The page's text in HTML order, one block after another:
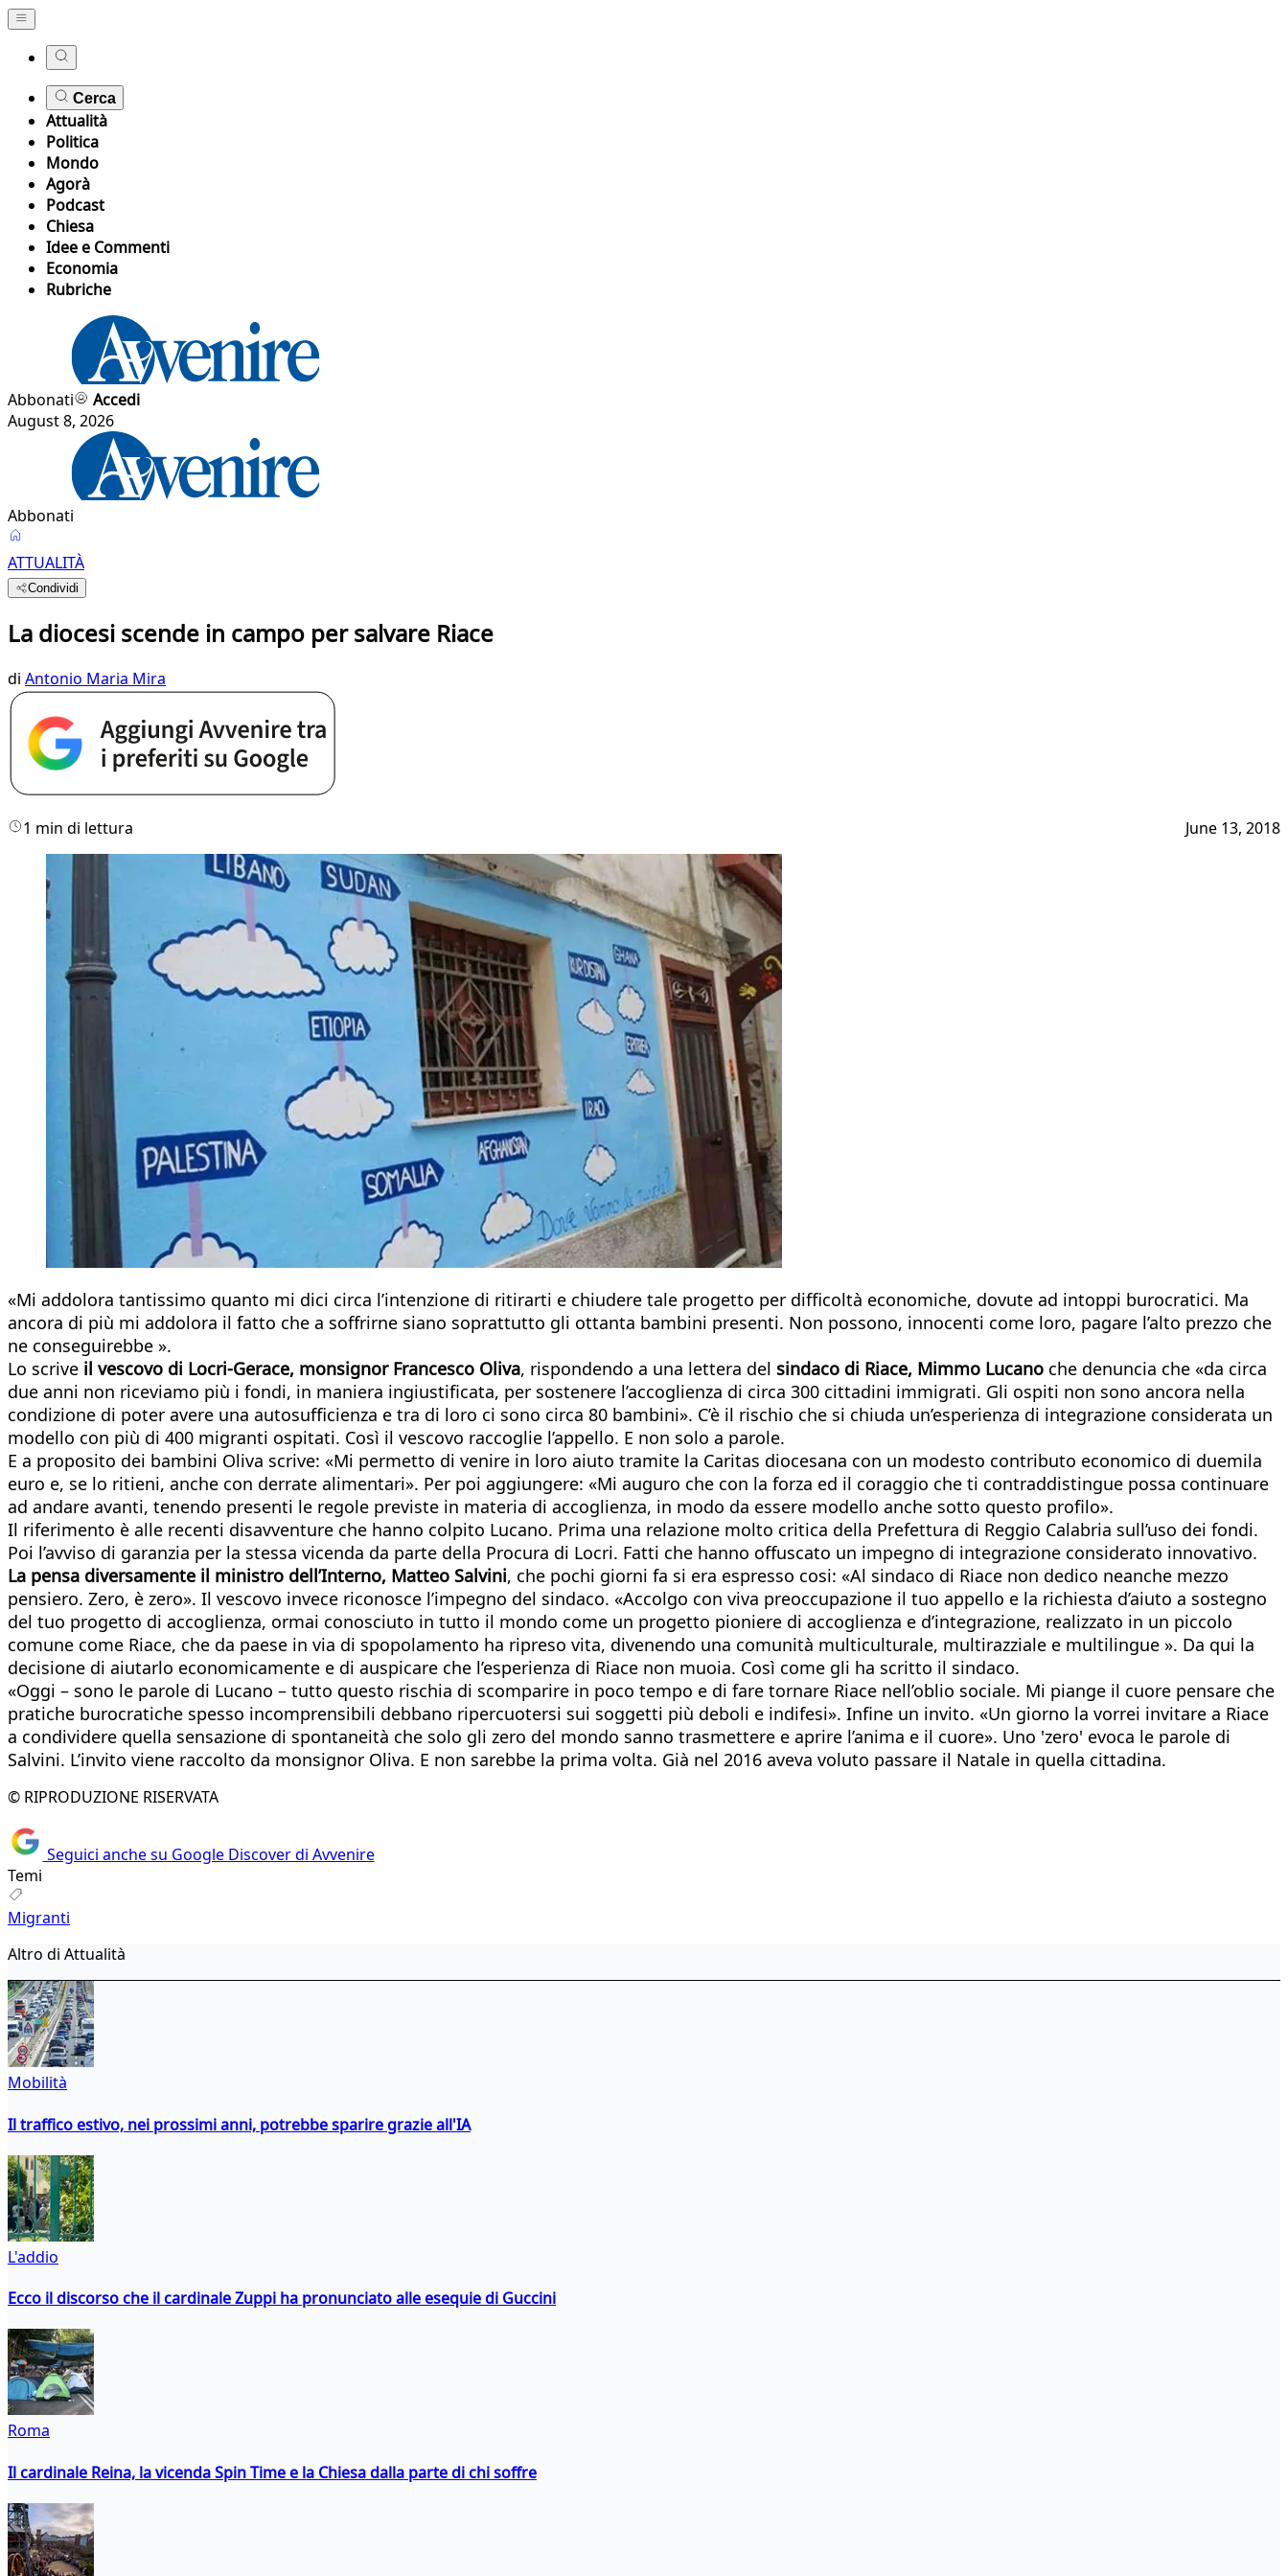
Cerca
Attualità
Politica
Mondo
Agorà
Podcast
Chiesa
Idee e Commenti
Economia
Rubriche
Abbonati
Accedi
August 8, 2026
Abbonati
ATTUALITÀ
Condividi
La diocesi scende in campo per salvare Riace
di Antonio Maria Mira
1 min di lettura June 13, 2018
«Mi addolora tantissimo quanto mi dici circa l’intenzione di ritirarti e chiudere tale progetto per difficoltà economiche, dovute ad intoppi burocratici. Ma
ancora di più mi addolora il fatto che a soffrirne siano soprattutto gli ottanta bambini presenti. Non possono, innocenti come loro, pagare l’alto prezzo che
ne conseguirebbe ».
Lo scrive il vescovo di Locri-Gerace, monsignor Francesco Oliva, rispondendo a una lettera del sindaco di Riace, Mimmo Lucano che denuncia che «da circa
due anni non riceviamo più i fondi, in maniera ingiustificata, per sostenere l’accoglienza di circa 300 cittadini immigrati. Gli ospiti non sono ancora nella
condizione di poter avere una autosufficienza e tra di loro ci sono circa 80 bambini». C’è il rischio che si chiuda un’esperienza di integrazione considerata un
modello con più di 400 migranti ospitati. Così il vescovo raccoglie l’appello. E non solo a parole.
E a proposito dei bambini Oliva scrive: «Mi permetto di venire in loro aiuto tramite la Caritas diocesana con un modesto contributo economico di duemila
euro e, se lo ritieni, anche con derrate alimentari». Per poi aggiungere: «Mi auguro che con la forza ed il coraggio che ti contraddistingue possa continuare
ad andare avanti, tenendo presenti le regole previste in materia di accoglienza, in modo da essere modello anche sotto questo profilo».
Il riferimento è alle recenti disavventure che hanno colpito Lucano. Prima una relazione molto critica della Prefettura di Reggio Calabria sull’uso dei fondi.
Poi l’avviso di garanzia per la stessa vicenda da parte della Procura di Locri. Fatti che hanno offuscato un impegno di integrazione considerato innovativo.
La pensa diversamente il ministro dell’Interno, Matteo Salvini, che pochi giorni fa si era espresso cosi: «Al sindaco di Riace non dedico neanche mezzo
pensiero. Zero, è zero». Il vescovo invece riconosce l’impegno del sindaco. «Accolgo con viva preoccupazione il tuo appello e la richiesta d’aiuto a sostegno
del tuo progetto di accoglienza, ormai conosciuto in tutto il mondo come un progetto pioniere di accoglienza e d’integrazione, realizzato in un piccolo
comune come Riace, che da paese in via di spopolamento ha ripreso vita, divenendo una comunità multiculturale, multirazziale e multilingue ». Da qui la
decisione di aiutarlo economicamente e di auspicare che l’esperienza di Riace non muoia. Così come gli ha scritto il sindaco.
«Oggi – sono le parole di Lucano – tutto questo rischia di scomparire in poco tempo e di fare tornare Riace nell’oblio sociale. Mi piange il cuore pensare che
pratiche burocratiche spesso incomprensibili debbano ripercuotersi sui soggetti più deboli e indifesi». Infine un invito. «Un giorno la vorrei invitare a Riace
a condividere quella sensazione di spontaneità che solo gli zero del mondo sanno trasmettere e aprire l’anima e il cuore». Uno 'zero' evoca le parole di
Salvini. L’invito viene raccolto da monsignor Oliva. E non sarebbe la prima volta. Già nel 2016 aveva voluto passare il Natale in quella cittadina.
© RIPRODUZIONE RISERVATA
Seguici anche su Google Discover di Avvenire
Temi
Migranti
Altro di Attualità
Mobilità
Il traffico estivo, nei prossimi anni, potrebbe sparire grazie all'IA
L'addio
Ecco il discorso che il cardinale Zuppi ha pronunciato alle esequie di Guccini
Roma
Il cardinale Reina, la vicenda Spin Time e la Chiesa dalla parte di chi soffre